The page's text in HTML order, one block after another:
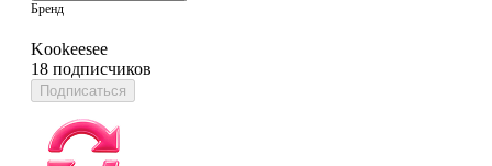
Бренд
Kookeesee
18 подписчиков
Подписаться